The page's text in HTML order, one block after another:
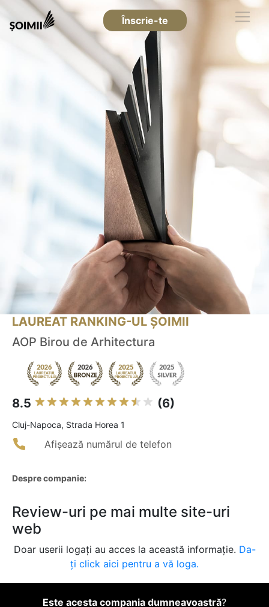
Înscrie-te
LAUREAT RANKING-UL ȘOIMII
AOP Birou de Arhitectura
8.5 (6)
Cluj-Napoca, Strada Horea 1
Afișează numărul de telefon
Despre companie:
Review-uri pe mai multe site-uri
web
Doar userii logați au acces la această informație. Da-
ți click aici pentru a vă loga.
Este acesta compania dumneavoastră?